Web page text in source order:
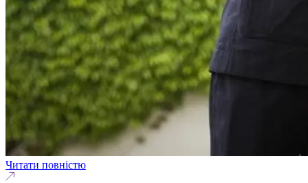
Читати повністю